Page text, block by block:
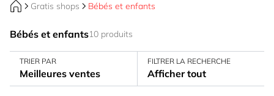
Gratis shops Bébés et enfants
Bébés et enfants10 produits
TRIER PAR
Meilleures ventes
FILTRER LA RECHERCHE
Afficher tout